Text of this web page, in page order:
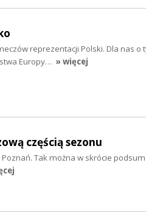
reprezentacji Polski. Dla nas o
Europy… » więcej
częścią sezonu
Tak można w skrócie